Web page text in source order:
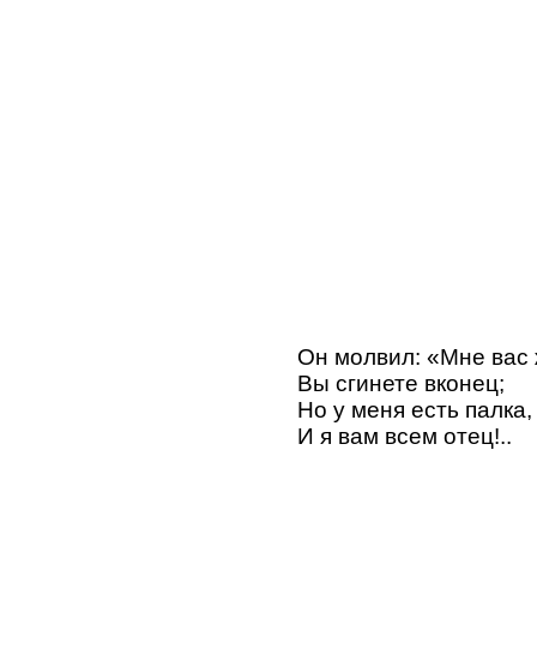
Он молвил: «Мне вас
Вы сгинете вконец;
Но у меня есть палка,
И я вам всем отец!..